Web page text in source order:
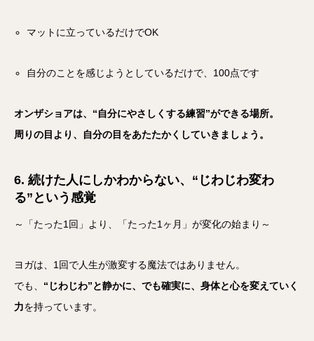
マットに立っているだけでOK
自分のことを感じようとしているだけで、100点です
オンザショアは、“自分にやさしくする練習”ができる場所。
周りの目より、自分の目をあたたかくしていきましょう。
6. 続けた人にしかわからない、“じわじわ変わ
る”という感覚
～「たった1回」より、「たった1ヶ月」が変化の始まり～
ヨガは、1回で人生が激変する魔法ではありません。
でも、 “じわじわ”と静かに、でも確実に、身体と心を変えていく
力を持っています。